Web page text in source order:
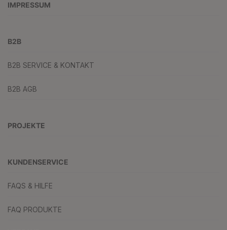
IMPRESSUM
B2B
B2B SERVICE & KONTAKT
B2B AGB
PROJEKTE
KUNDENSERVICE
FAQS & HILFE
FAQ PRODUKTE